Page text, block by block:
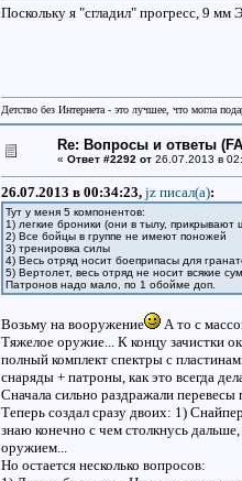
Поскольку я "сгладил" прогресс, 9
Детство без Интернета - это лучшее, что могла
Re: Вопросы и ответы
« Ответ #2292 от26.07.2013 в
26.07.2013 в 00:34:23, jz писал(a):
Тут у меня 5 компонентов:
1) легкие броники (они в тылу,
2) Все бойцы в группе не имеют поножей
3) тренировка силы
4) Весь отряд носит боеприпасы для
5) Вертолет, весь отряд не носит всякие
Патронов надо мало, по 1 обойме доп.
Возьму на вооружение
А то с
Тяжелое оружие... К концу зачистки
полный комплект спектры с
снаряды + патроны, как это всегда
Сначала сильно раздражали
Теперь создал сразу двоих: 1)
знаю конечно с чем столкнусь
оружием...
Но остается несколько вопросов: